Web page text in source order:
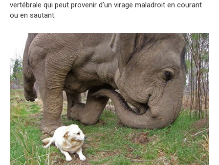
vertébrale qui peut provenir d’un virage maladroit en courant
ou en sautant.